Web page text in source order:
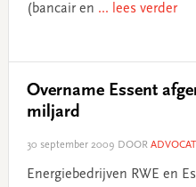
(bancair en ... lees verder
Overname Essent
miljard
30 september 2009 DOOR
Energiebedrijven RWE en